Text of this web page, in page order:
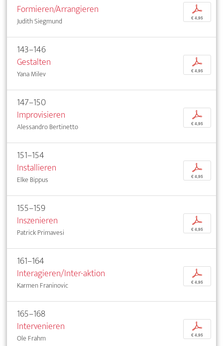
Formieren/Arrangieren
Judith Siegmund
p
€ 4,95
143–146
Gestalten
Yana Milev
p
€ 4,95
147–150
Improvisieren
Alessandro Bertinetto
p
€ 4,95
151–154
Installieren
Elke Bippus
p
€ 4,95
155–159
Inszenieren
Patrick Primavesi
p
€ 4,95
161–164
Interagieren/Inter-aktion
Karmen Franinovic
p
€ 4,95
165–168
Intervenieren
Ole Frahm
p
€ 4,95